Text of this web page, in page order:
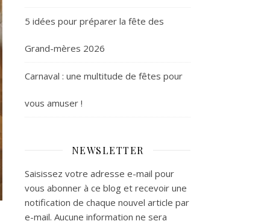
5 idées pour préparer la fête des
Grand-mères 2026
Carnaval : une multitude de fêtes pour
vous amuser !
NEWSLETTER
Saisissez votre adresse e-mail pour
vous abonner à ce blog et recevoir une
notification de chaque nouvel article par
e-mail. Aucune information ne sera